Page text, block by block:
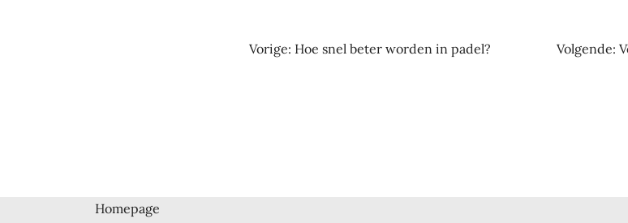
Bericht
Vorige: Hoe snel beter worden in padel? Volgende:
Homepage